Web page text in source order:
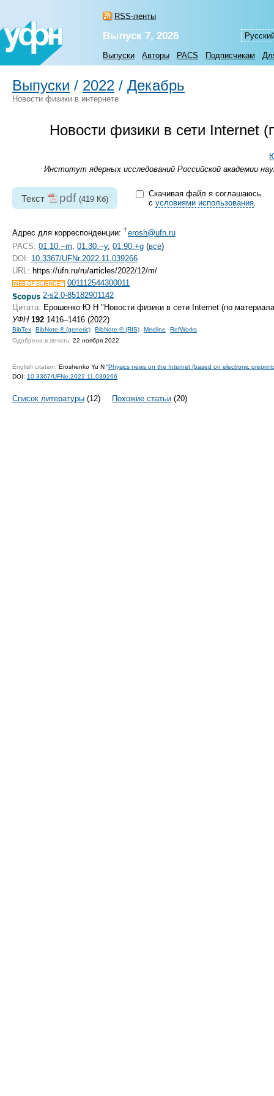
RSS-ленты
Выпуск 7, 2026
Выпуски Авторы PACS Подписчикам
Выпуски / 2022 / Декабрь
Новости физики в интернете
Новости физики в сети Internet
Институт ядерных исследований Российской академии
Текст pdf (419 Кб)
Скачивая файл я соглашаюсь
с условиями использования.
Адрес для корреспонденции: †erosh@ufn.ru
PACS: 01.10.−m, 01.30.−y, 01.90.+g (все)
DOI: 10.3367/UFNr.2022.11.039266
URL: https://ufn.ru/ru/articles/2022/12/m/
001112544300011
2-s2.0-85182901142
Цитата: Ерошенко Ю Н "Новости физики в сети Internet (по
УФН 192 1416–1416 (2022)
BibTex BibNote ® (generic) BibNote ® (RIS) Medline
RefWorks
Одобрена в печать: 22 ноября 2022
English citation: Eroshenko Yu N “Physics news on the Internet (based on electronic
DOI: 10.3367/UFNe.2022.11.039266
Список литературы (12) Похожие статьи (20)